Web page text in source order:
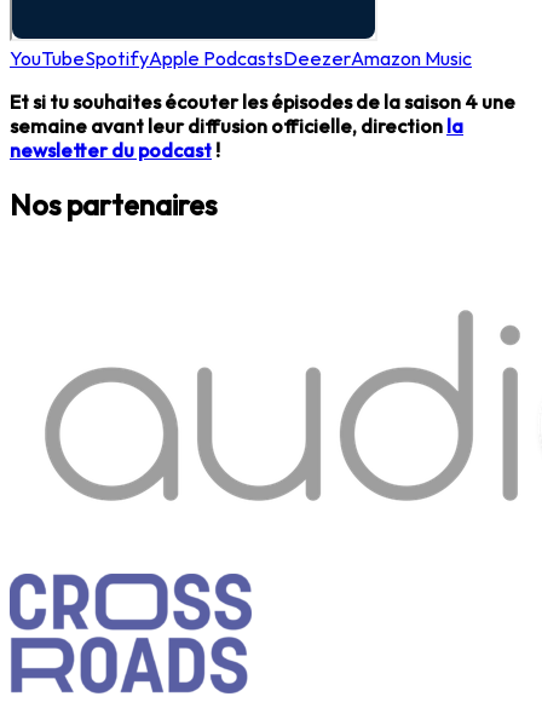
YouTubeSpotifyApple PodcastsDeezerAmazon Music
Et si tu souhaites écouter les épisodes de la saison 4 une
semaine avant leur diffusion officielle, direction la
newsletter du podcast !
Nos partenaires